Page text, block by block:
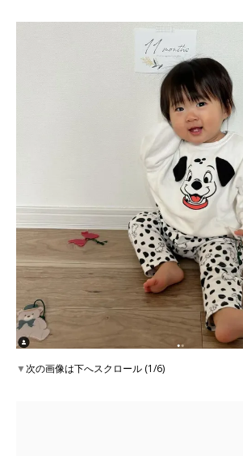
▼次の画像は下へスクロール (1/6)